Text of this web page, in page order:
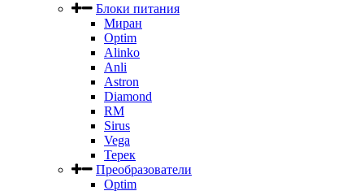
Блоки питания
Миран
Optim
Alinko
Anli
Astron
Diamond
RM
Sirus
Vega
Терек
Преобразователи
Optim